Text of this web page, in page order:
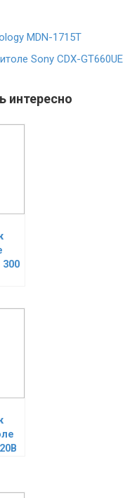
MDN-1715T
Sony CDX-GT660UE
интересно
300